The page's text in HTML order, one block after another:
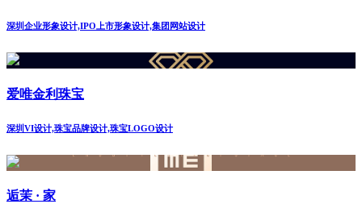
深圳企业形象设计,IPO上市形象设计,集团网站设计
爱唯金利珠宝
深圳VI设计,珠宝品牌设计,珠宝LOGO设计
逅茉 · 家